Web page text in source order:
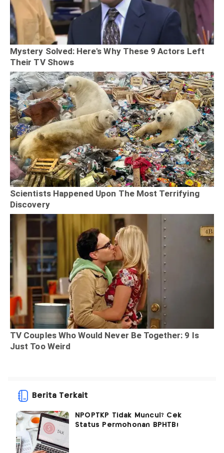
Berita Terkait
NPOPTKP Tidak Muncul? Cek
Status Permohonan BPHTB!